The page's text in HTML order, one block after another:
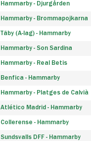
Hammarby - Djurgården
Hammarby - Brommapojkarna
Täby (A-lag) - Hammarby
Hammarby - Son Sardina
Hammarby - Real Betis
Benfica - Hammarby
Hammarby - Platges de Calvià
Atlético Madrid - Hammarby
Collerense - Hammarby
Sundsvalls DFF - Hammarby